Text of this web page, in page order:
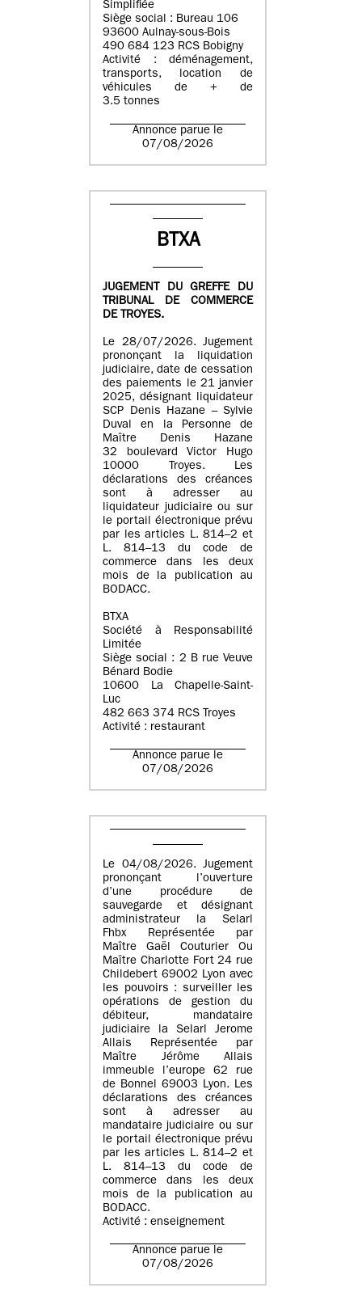
Simplifiée
Siège social : Bureau 106
93600 Aulnay-sous-Bois
490 684 123 RCS Bobigny
Activité : déménagement,
transports, location de
véhicules de + de
3.5 tonnes
Annonce parue le
07/08/2026
BTXA
JUGEMENT DU GREFFE DU
TRIBUNAL DE COMMERCE
DE TROYES.
Le 28/07/2026. Jugement
prononçant la liquidation
judiciaire, date de cessation
des paiements le 21 janvier
2025, désignant liquidateur
SCP Denis Hazane – Sylvie
Duval en la Personne de
Maître Denis Hazane
32 boulevard Victor Hugo
10000 Troyes. Les
déclarations des créances
sont à adresser au
liquidateur judiciaire ou sur
le portail électronique prévu
par les articles L. 814–2 et
L. 814–13 du code de
commerce dans les deux
mois de la publication au
BODACC.
BTXA
Société à Responsabilité
Limitée
Siège social : 2 B rue Veuve
Bénard Bodie
10600 La Chapelle-Saint-
Luc
482 663 374 RCS Troyes
Activité : restaurant
Annonce parue le
07/08/2026
Le 04/08/2026. Jugement
prononçant l’ouverture
d’une procédure de
sauvegarde et désignant
administrateur la Selarl
Fhbx Représentée par
Maître Gaël Couturier Ou
Maître Charlotte Fort 24 rue
Childebert 69002 Lyon avec
les pouvoirs : surveiller les
opérations de gestion du
débiteur, mandataire
judiciaire la Selarl Jerome
Allais Représentée par
Maître Jérôme Allais
immeuble l’europe 62 rue
de Bonnel 69003 Lyon. Les
déclarations des créances
sont à adresser au
mandataire judiciaire ou sur
le portail électronique prévu
par les articles L. 814–2 et
L. 814–13 du code de
commerce dans les deux
mois de la publication au
BODACC.
Activité : enseignement
Annonce parue le
07/08/2026